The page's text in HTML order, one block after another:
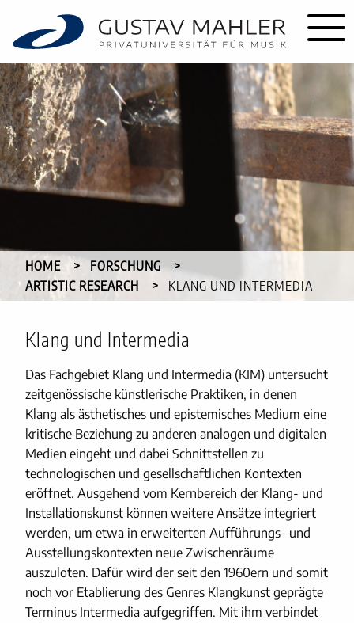
HOME
FORSCHUNG
ARTISTIC RESEARCH
CURRENT:
KLANG UND INTERMEDIA
Klang und Intermedia
Das Fachgebiet Klang und Intermedia (KIM) untersucht
zeitgenössische künstlerische Praktiken, in denen
Klang als ästhetisches und epistemisches Medium eine
kritische Beziehung zu anderen analogen und digitalen
Medien eingeht und dabei Schnittstellen zu
technologischen und gesellschaftlichen Kontexten
eröffnet. Ausgehend vom Kernbereich der Klang- und
Installationskunst können weitere Ansätze integriert
werden, um etwa in erweiterten Aufführungs- und
Ausstellungskontexten neue Zwischenräume
auszuloten. Dafür wird der seit den 1960ern und somit
noch vor Etablierung des Genres Klangkunst geprägte
Terminus Intermedia aufgegriffen. Mit ihm verbindet